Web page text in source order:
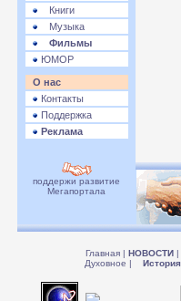
Книги
Музыка
Фильмы
ЮМОР
О нас
Контакты
Поддержка
Реклама
поддержи развитие
Мегапортала
Главная | НОВОСТИ |
Духовное | История